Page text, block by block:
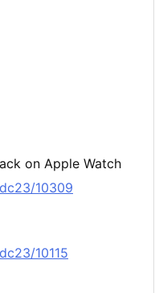
on Apple Watch
10309
10115